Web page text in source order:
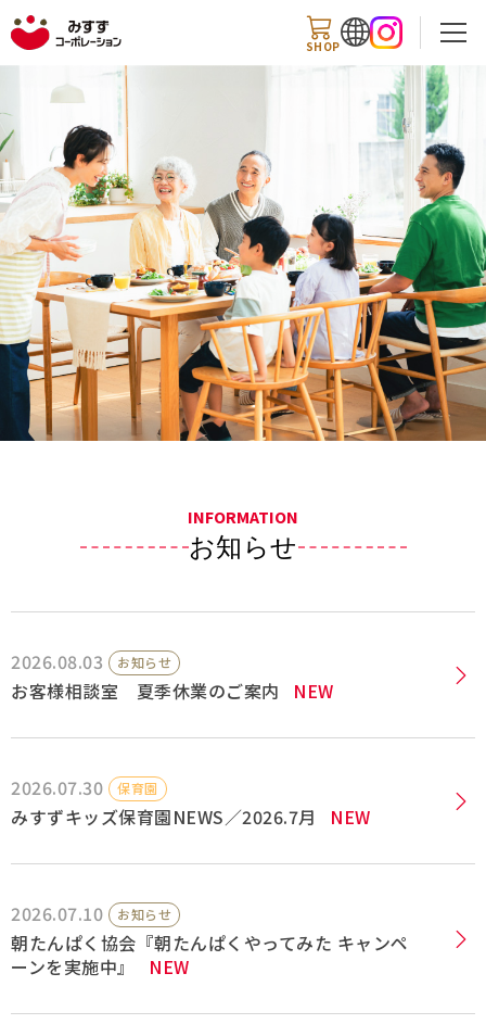
SHOP
検索
商品情報
知る・楽しむ
レシピ
お知らせ
お問い合わせ
INFORMATION
お知らせ
2026.08.03 お知らせ
お客様相談室 夏季休業のご案内 NEW
2026.07.30 保育園
みすずキッズ保育園NEWS／2026.7月 NEW
2026.07.10 お知らせ
朝たんぱく協会『朝たんぱくやってみた キャンペ
ーンを実施中』
NEW